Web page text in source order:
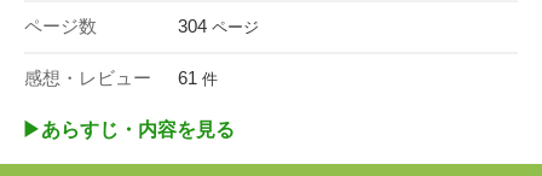
ページ数 304 ページ
感想・レビュー 61 件
▶︎あらすじ・内容を見る